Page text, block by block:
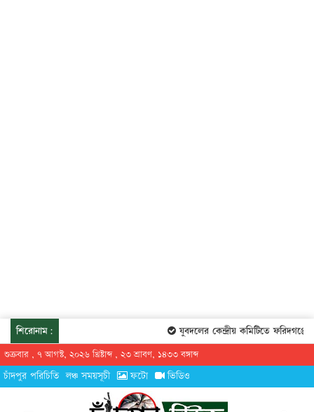
শিরোনাম: যুবদলের কেন্দ্রীয় কমিটিতে ফরিদগঞ্জের
শুক্রবার , ৭ আগস্ট, ২০২৬ খ্রিষ্টাব্দ , ২৩ শ্রাবণ, ১৪৩৩ বঙ্গাব্দ
চাঁদপুর পরিচিতি লঞ্চ সময়সূচী ফটো ভিডিও